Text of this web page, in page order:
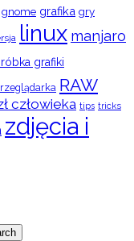
gnome grafika gry
linux manjaro
grafiki
RAW
człowieka tips tricks
zdjęcia i